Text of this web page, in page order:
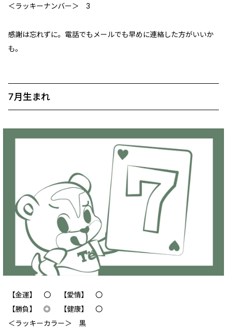
＜ラッキーナンバー＞ 3
感謝は忘れずに。電話でもメールでも早めに連絡した方がいいか
も。
7月生まれ
【金運】 〇 【愛情】 ‪〇
【勝負】 ◎ 【健康】 〇
＜ラッキーカラー＞ 黒